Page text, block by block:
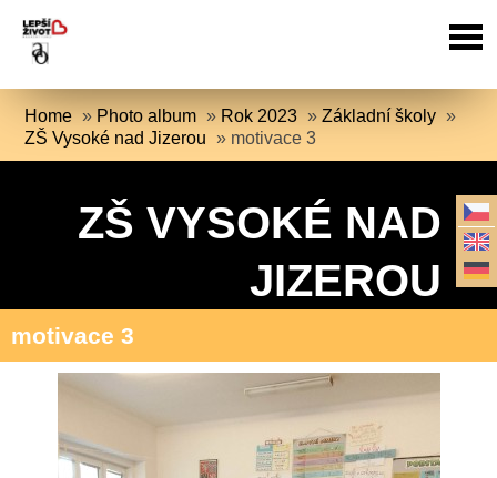
Home » Photo album » Rok 2023 »Základní školy »
ZŠ Vysoké nad Jizerou » motivace 3
ZŠ VYSOKÉ NAD
JIZEROU
motivace 3